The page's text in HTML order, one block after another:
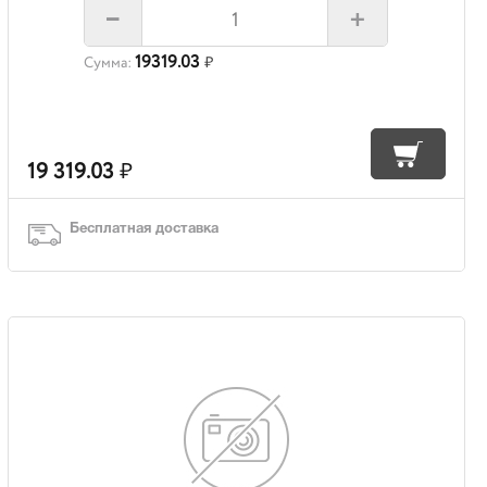
– +
Сумма: 19319.03₽
19 319.03 ₽
Бесплатная доставка